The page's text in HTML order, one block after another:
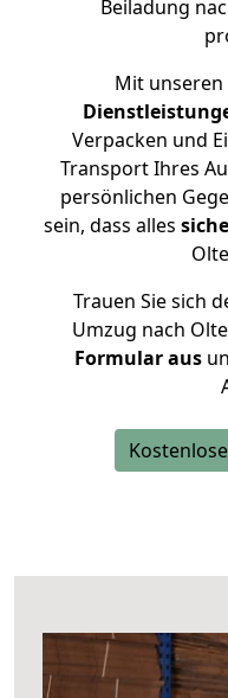
Beiladung
Mit
Verpacken und
Transport Ihres
persönlichen
sein, dass alles
Trauen Sie sich
Umzug nach
Formular aus